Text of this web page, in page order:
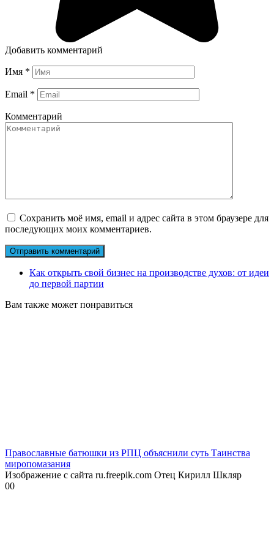
Добавить комментарий
Имя *
Email *
Комментарий
Сохранить моё имя, email и адрес сайта в этом браузере для
последующих моих комментариев.
Как открыть свой бизнес на производстве духов: от идеи
до первой партии
Вам также может понравиться
Православные батюшки из РПЦ объяснили суть Таинства
миропомазания
Изображение с сайта ru.freepik.com Отец Кирилл Шкляр
00